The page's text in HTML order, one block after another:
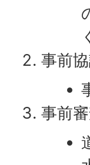
事前
事前